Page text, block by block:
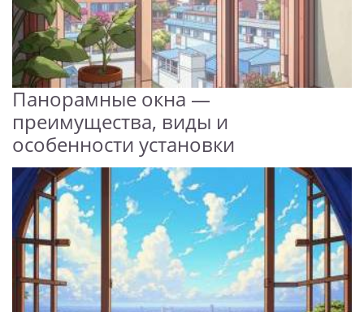
Панорамные окна —
преимущества, виды и
особенности установки